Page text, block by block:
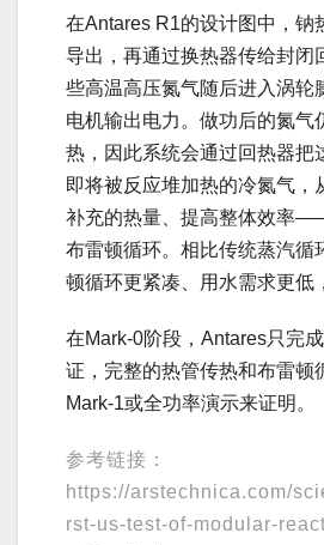
在Antares R1的设计图中，钠
导出，再通过换热器传给封闭
些高温高压氮气随后进入涡轮
电机输出电力。做功后的氮气
热，因此系统会通过回热器把
即将被反应堆加热的冷氮气，
补充的热量、提高整体效率
布雷顿循环。相比传统蒸汽循
顿循环更紧凑、用水需求更低
在Mark-0阶段，Antares只完
证，完整的热管传热和布雷顿
Mark-1或全功率演示来证明。
参考链接：
https://arstechnica.com/
rst-us-test-of-modular-